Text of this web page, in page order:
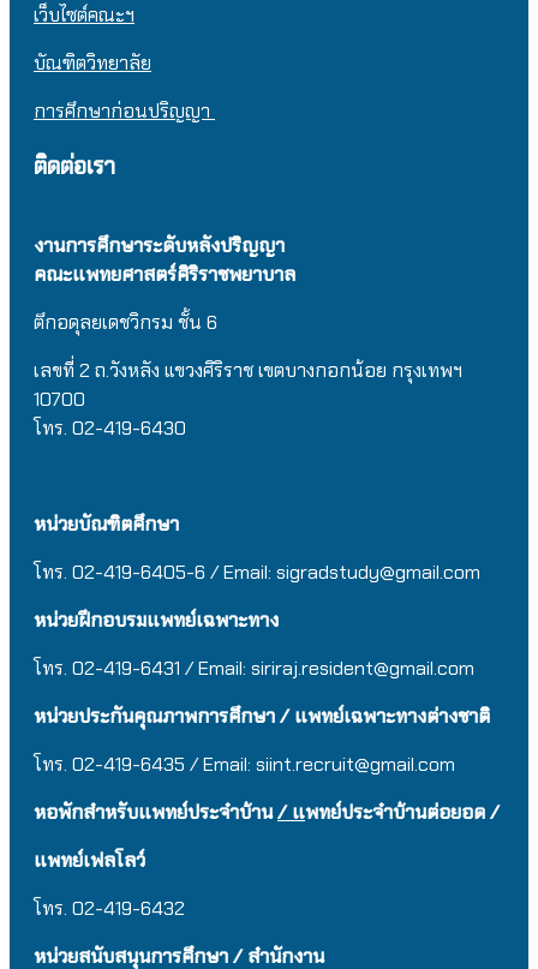
เว็บไซต์คณะฯ
บัณฑิตวิทยาลัย
การศึกษาก่อนปริญญา
ติดต่อเรา
งานการศึกษาระดับหลังปริญญา
คณะแพทยศาสตร์ศิริราชพยาบาล
ตึกอดุลยเดชวิกรม ชั้น 6
เลขที่ 2 ถ.วังหลัง แขวงศิริราช เขตบางกอกน้อย กรุงเทพฯ
10700
โทร. 02-419-6430
หน่วยบัณฑิตศึกษา
โทร. 02-419-6405-6 / Email: sigradstudy@gmail.com
หน่วยฝึกอบรมแพทย์เฉพาะทาง
โทร. 02-419-6431 / Email: siriraj.resident@gmail.com
หน่วยประกันคุณภาพการศึกษา / แพทย์เฉพาะทางต่างชาติ
โทร. 02-419-6435 / Email: siint.recruit@gmail.com
หอพักสำหรับแพทย์ประจำบ้าน/ แพทย์ประจำบ้านต่อยอด /
แพทย์เฟลโลว์
โทร. 02-419-6432
หน่วยสนับสนุนการศึกษา / สำนักงาน